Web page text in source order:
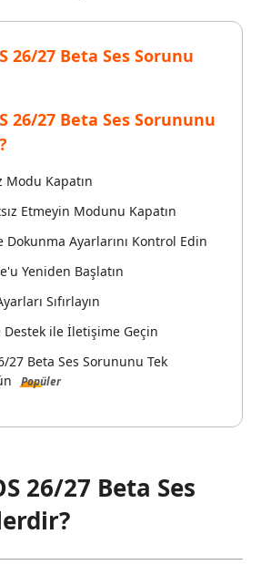
26/27 Beta Ses Sorunu
26/27 Beta Ses Sorununu
Modu Kapatın
Etmeyin Modunu Kapatın
Dokunma Ayarlarını Kontrol Edin
Yeniden Başlatın
Sıfırlayın
Destek ile İletişime Geçin
27 Beta Ses Sorununu Tek
Popüler
26/27 Beta Ses